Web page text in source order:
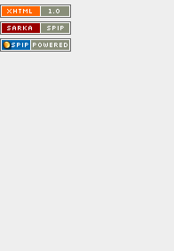
Saint-Nom.
Veuillez consulter le message du
service ci-dessous.
(401 - Invalid API key. Please see
https://openweathermap.org/faq#error401